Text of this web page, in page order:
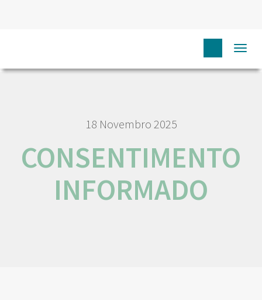
18 Novembro 2025
CONSENTIMENTO
INFORMADO